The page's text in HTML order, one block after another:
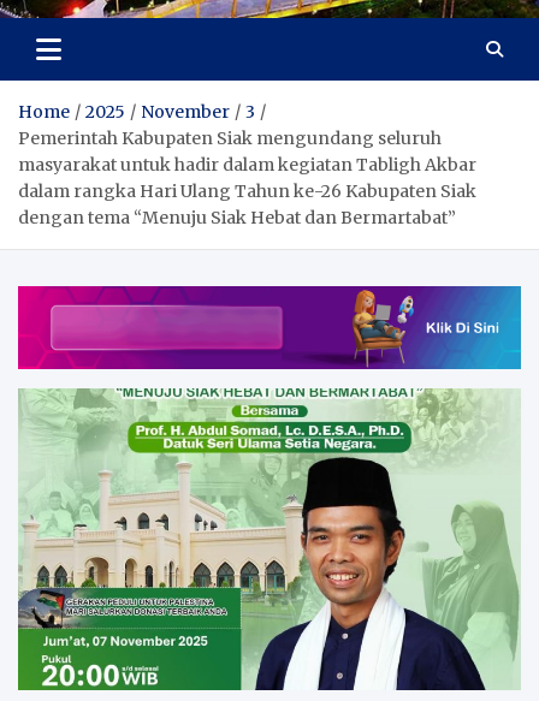
Home 2025 November
3
Pemerintah Kabupaten Siak mengundang seluruh
masyarakat untuk hadir dalam kegiatan Tabligh Akbar
dalam rangka Hari Ulang Tahun ke-26 Kabupaten Siak
dengan tema “Menuju Siak Hebat dan Bermartabat”